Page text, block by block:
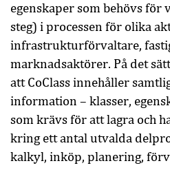
egenskaper som behövs för
steg) i processen för olika
infrastrukturförvaltare,
marknadsaktörer. På det
att CoClass innehåller
information – klasser,
som krävs för att lagra och
kring ett antal utvalda
kalkyl, inköp, planering,